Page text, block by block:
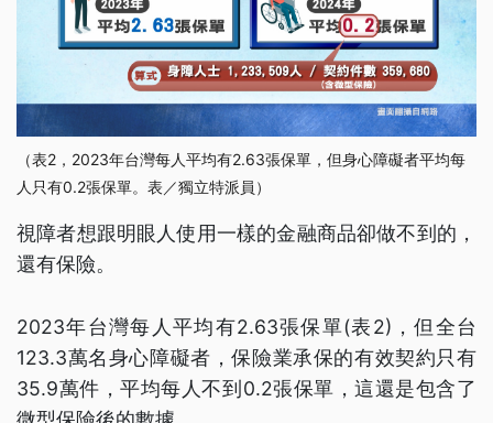
（表2，2023年台灣每人平均有2.63張保單，但身心障礙者平均每
人只有0.2張保單。表／獨立特派員）
視障者想跟明眼人使用一樣的金融商品卻做不到的，
還有保險。
2023年台灣每人平均有2.63張保單(表2)，但全台
123.3萬名身心障礙者，保險業承保的有效契約只有
35.9萬件，平均每人不到0.2張保單，這還是包含了